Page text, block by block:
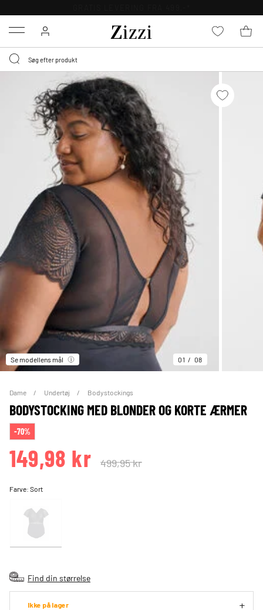
Menu
Se modellens mål 01 08
Dame Undertøj Bodystockings
BODYSTOCKING MED BLONDER OG KORTE ÆRMER
-70%
149,98 kr 499,95 kr
Farve:Sort
Find din størrelse
Ikke på lager